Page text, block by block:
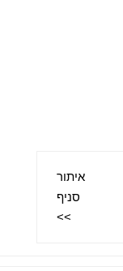
איתור
סניף
>>